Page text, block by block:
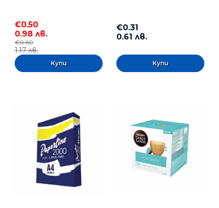
€0.50
0.98 лв.
€0.60
1.17 лв.
€0.31
0.61 лв.